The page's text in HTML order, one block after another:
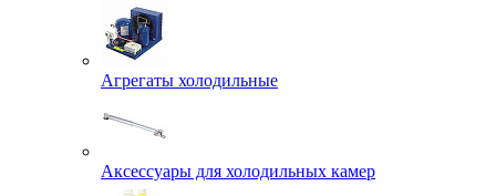
Агрегаты холодильные
Аксессуары для холодильных камер